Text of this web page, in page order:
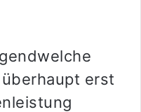
erst